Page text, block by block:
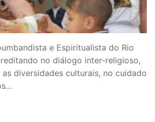
e Espiritualista do Rio
no diálogo inter-religioso,
diversidades culturais, no cuidado